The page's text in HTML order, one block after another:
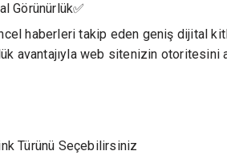
Görünürlük✅
haberleri takip eden geniş dijital
avantajıyla web sitenizin otoritesini
Türünü Seçebilirsiniz